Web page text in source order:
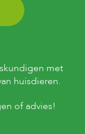
met
huisdieren.
of advies!